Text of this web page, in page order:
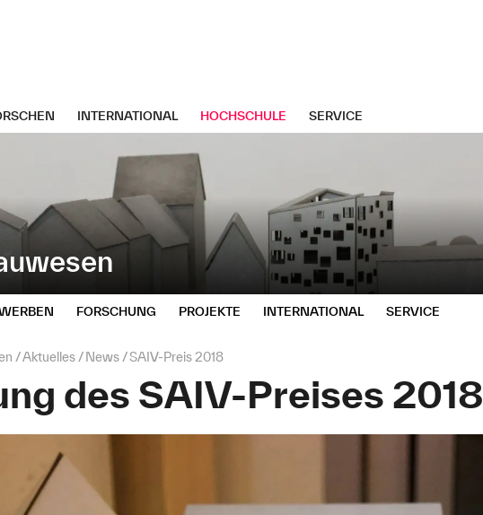
INTERNATIONAL HOCHSCHULE SERVICE
FORSCHUNG PROJEKTE INTERNATIONAL SERVICE
Aktuelles News SAIV-Preis 2018
des SAIV-Preises 2018